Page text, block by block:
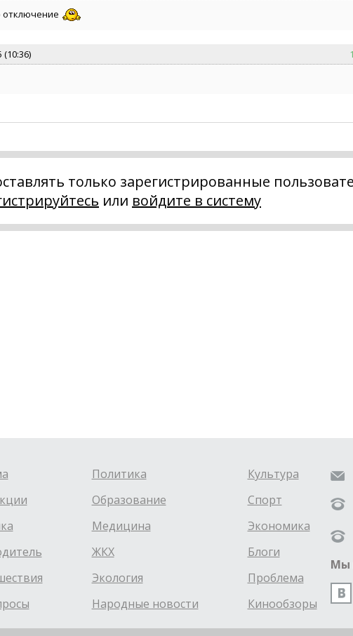
отключение
(10:36) 1
только зарегистрированные
или войдите в систему
Политика
Образование
Медицина
ЖКХ
Экология
Народные новости
Культура
Спорт
Экономика
Блоги
Проблема
Кинообзоры
Мы